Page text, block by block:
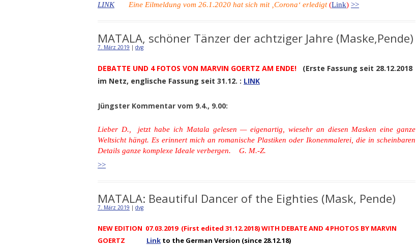
LINK
Eine Eilmeldung vom 26.1.2020 hat sich mit ‚Corona‘ erledigt(Link) >>
MATALA, schöner Tänzer der achtziger Jahre (Maske,Pende)
7. März 2019 | dvg
DEBATTE UND 4 FOTOS VON MARVIN GOERTZ AM ENDE! (Erste Fassung seit 28.12.2018
im Netz, englische Fassung seit 31.12. : LINK
Jüngster Kommentar vom 9.4., 9.00:
Lieber D., jetzt habe ich Matala gelesen — eigenartig, wiesehr an diesen Masken eine ganze
Weltsicht hängt. Es erinnert mich an romanische Plastiken oder Ikonenmalerei, die in scheinbaren
Details ganze komplexe Ideale verbergen. G. M.-Z.
>>
MATALA: Beautiful Dancer of the Eighties (Mask, Pende)
7. März 2019 | dvg
NEW EDITION 07.03.2019 (First edited 31.12.2018) WITH DEBATE AND 4 PHOTOS BY MARVIN
GOERTZ Link to the German Version (since 28.12.18)